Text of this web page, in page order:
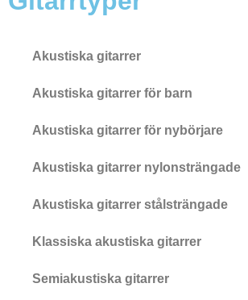
Akustiska gitarrer
Akustiska gitarrer för barn
Akustiska gitarrer för nybörjare
Akustiska gitarrer nylonsträngade
Akustiska gitarrer stålsträngade
Klassiska akustiska gitarrer
Semiakustiska gitarrer